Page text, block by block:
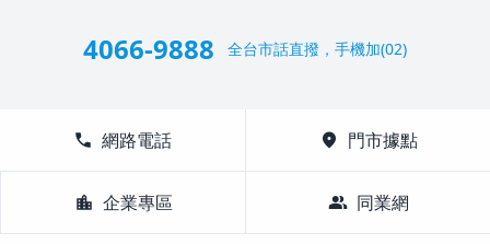
4066-9888 全台市話直撥，手機加(02)
call 網路電話 location_on 門市據點
location_city 企業專區 group 同業網